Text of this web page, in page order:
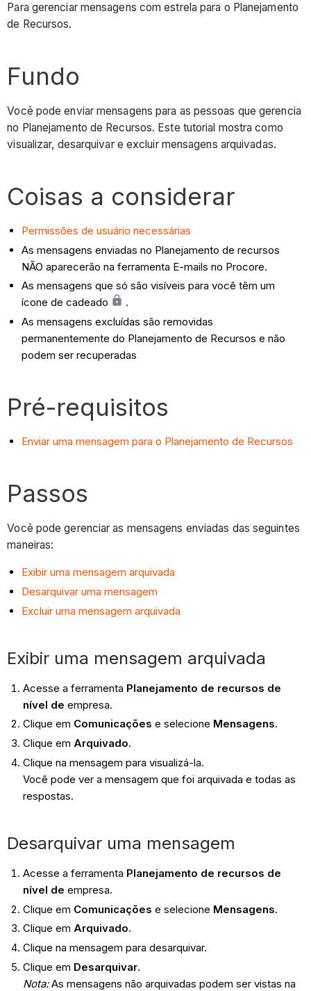
Para gerenciar mensagens com estrela para o Planejamento
de Recursos.
Fundo
Você pode enviar mensagens para as pessoas que gerencia
no Planejamento de Recursos. Este tutorial mostra como
visualizar, desarquivar e excluir mensagens arquivadas.
Coisas a considerar
Permissões de usuário necessárias
As mensagens enviadas no Planejamento de recursos
NÃO aparecerão na ferramenta E-mails no Procore.
As mensagens que só são visíveis para você têm um
ícone de cadeado
.
As mensagens excluídas são removidas
permanentemente do Planejamento de Recursos e não
podem ser recuperadas
Pré-requisitos
Enviar uma mensagem para o Planejamento de Recursos
Passos
Você pode gerenciar as mensagens enviadas das seguintes
maneiras:
Exibir uma mensagem arquivada
Desarquivar uma mensagem
Excluir uma mensagem arquivada
Exibir uma mensagem arquivada
Acesse a ferramenta Planejamento de recursos de
nível de empresa.
Clique em Comunicações e selecione Mensagens.
Clique em Arquivado.
Clique na mensagem para visualizá-la.
Você pode ver a mensagem que foi arquivada e todas as
respostas.
Desarquivar uma mensagem
Acesse a ferramenta Planejamento de recursos de
nível de empresa.
Clique em Comunicações e selecione Mensagens.
Clique em Arquivado.
Clique na mensagem para desarquivar.
Clique em Desarquivar.
Nota:As mensagens não arquivadas podem ser vistas na